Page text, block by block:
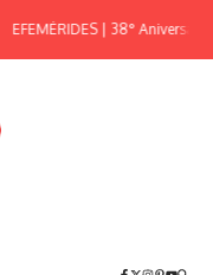
EFEMÉRIDES | 38°